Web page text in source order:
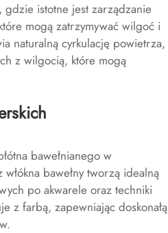
gdzie istotne jest zarządzanie
mogą zatrzymywać wilgoć i
naturalną cyrkulację powietrza,
z wilgocią, które mogą
bawełnianego w
bawełny tworzą idealną
po akwarele oraz techniki
z farbą, zapewniając doskonałą